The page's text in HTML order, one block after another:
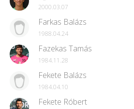
2000.03.07
Farkas Balázs
1988.04.24
Fazekas Tamás
1984.11.28
Fekete Balázs
1984.04.10
Fekete Róbert